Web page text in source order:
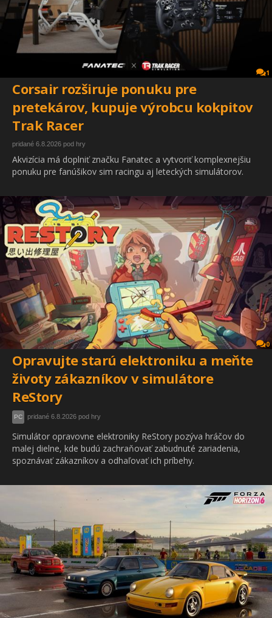
1
Corsair rozširuje ponuku pre
pretekárov, kupuje výrobcu kokpitov
Trak Racer
pridané 6.8.2026 pod hry
Akvizícia má doplniť značku Fanatec a vytvoriť komplexnejšiu
ponuku pre fanúšikov sim racingu aj leteckých simulátorov.
0
Opravujte starú elektroniku a meňte
životy zákazníkov v simulátore
ReStory
PC pridané 6.8.2026 pod hry
Simulátor opravovne elektroniky ReStory pozýva hráčov do
malej dielne, kde budú zachraňovať zabudnuté zariadenia,
spoznávať zákazníkov a odhaľovať ich príbehy.